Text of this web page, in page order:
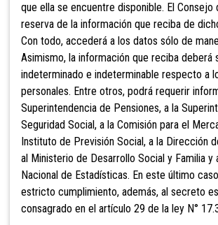
que ella se encuentre disponible. El Consejo
reserva de la información que reciba de
Con todo, accederá a los datos sólo de
Asimismo, la información que reciba deberá
indeterminado e indeterminable respecto a
personales. Entre otros, podrá requerir
Superintendencia de Pensiones, a la
Seguridad Social, a la Comisión para el
Instituto de Previsión Social, a la Dirección
al Ministerio de Desarrollo Social y Familia y
Nacional de Estadísticas. En este último
estricto cumplimiento, además, al secreto
consagrado en el artículo 29 de la ley N°